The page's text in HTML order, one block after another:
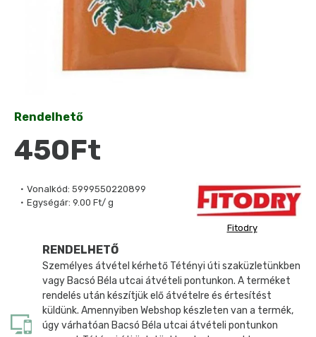
Vonalkód: 5999550220899
Egységár: 9.00 Ft/ g
Fitodry
Rendelhető
450Ft
RENDELHETŐ
Személyes átvétel kérhető Tétényi úti szaküzletünkben
vagy Bacsó Béla utcai átvételi pontunkon. A terméket
rendelés után készítjük elő átvételre és értesítést
küldünk. Amennyiben Webshop készleten van a termék,
úgy várhatóan Bacsó Béla utcai átvételi pontunkon